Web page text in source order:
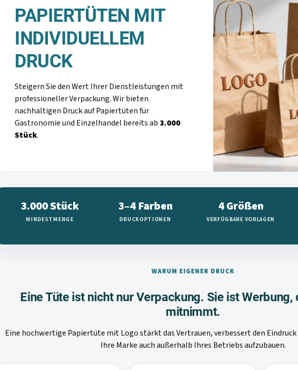
PAPIERTÜTEN MIT
INDIVIDUELLEM
DRUCK
Steigern Sie den Wert Ihrer Dienstleistungen mit
professioneller Verpackung. Wir bieten
nachhaltigen Druck auf Papiertüten für
Gastronomie und Einzelhandel bereits ab 3.000
Stück.
3.000 Stück
MINDESTMENGE
3–4 Farben
DRUCKOPTIONEN
4 Größen
VERFÜGBARE VORLAGEN
WARUM EIGENER DRUCK
Eine Tüte ist nicht nur Verpackung. Sie ist Werbung,
mitnimmt.
Eine hochwertige Papiertüte mit Logo stärkt das Vertrauen, verbessert den
Ihre Marke auch außerhalb Ihres Betriebs aufzubauen.